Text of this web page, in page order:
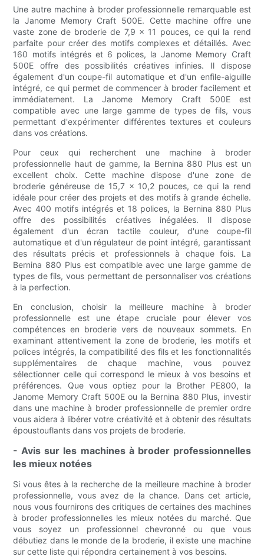
Une autre machine à broder professionnelle remarquable est
la Janome Memory Craft 500E. Cette machine offre une
vaste zone de broderie de 7,9 x 11 pouces, ce qui la rend
parfaite pour créer des motifs complexes et détaillés. Avec
160 motifs intégrés et 6 polices, la Janome Memory Craft
500E offre des possibilités créatives infinies. Il dispose
également d'un coupe-fil automatique et d'un enfile-aiguille
intégré, ce qui permet de commencer à broder facilement et
immédiatement. La Janome Memory Craft 500E est
compatible avec une large gamme de types de fils, vous
permettant d'expérimenter différentes textures et couleurs
dans vos créations.
Pour ceux qui recherchent une machine à broder
professionnelle haut de gamme, la Bernina 880 Plus est un
excellent choix. Cette machine dispose d'une zone de
broderie généreuse de 15,7 x 10,2 pouces, ce qui la rend
idéale pour créer des projets et des motifs à grande échelle.
Avec 400 motifs intégrés et 18 polices, la Bernina 880 Plus
offre des possibilités créatives inégalées. Il dispose
également d'un écran tactile couleur, d'une coupe-fil
automatique et d'un régulateur de point intégré, garantissant
des résultats précis et professionnels à chaque fois. La
Bernina 880 Plus est compatible avec une large gamme de
types de fils, vous permettant de personnaliser vos créations
à la perfection.
En conclusion, choisir la meilleure machine à broder
professionnelle est une étape cruciale pour élever vos
compétences en broderie vers de nouveaux sommets. En
examinant attentivement la zone de broderie, les motifs et
polices intégrés, la compatibilité des fils et les fonctionnalités
supplémentaires de chaque machine, vous pouvez
sélectionner celle qui correspond le mieux à vos besoins et
préférences. Que vous optiez pour la Brother PE800, la
Janome Memory Craft 500E ou la Bernina 880 Plus, investir
dans une machine à broder professionnelle de premier ordre
vous aidera à libérer votre créativité et à obtenir des résultats
époustouflants dans vos projets de broderie.
- Avis sur les machines à broder professionnelles
les mieux notées
Si vous êtes à la recherche de la meilleure machine à broder
professionnelle, vous avez de la chance. Dans cet article,
nous vous fournirons des critiques de certaines des machines
à broder professionnelles les mieux notées du marché. Que
vous soyez un professionnel chevronné ou que vous
débutiez dans le monde de la broderie, il existe une machine
sur cette liste qui répondra certainement à vos besoins.